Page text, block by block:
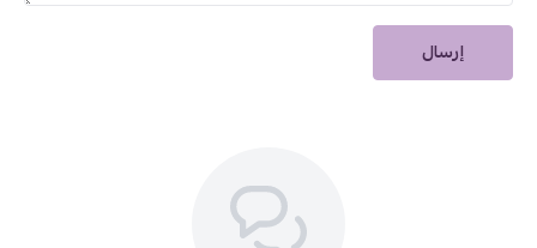
استخدميه 2-3 مرات في الأسبوع للحصول على بشرة ناعمة ومتجددة.
تحذيرات
المنتج للاستخدام الخارجي فقط.
إرسال